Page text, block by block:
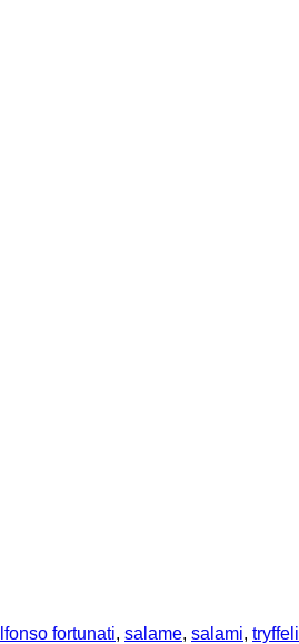
fortunati, salame, salami, tryffeli